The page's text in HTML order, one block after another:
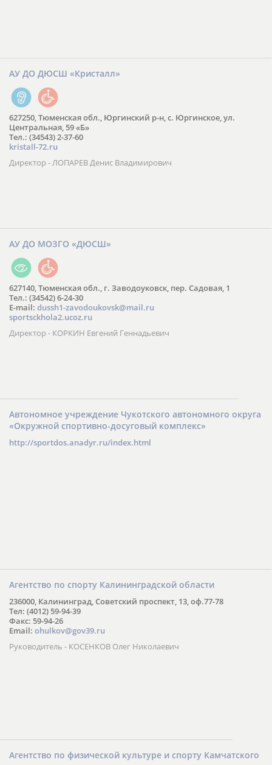
АУ ДО ДЮСШ «Кристалл»
627250, Тюменская обл., Юргинский р-н, с. Юргинское, ул.
Центральная, 59 «Б»
Тел.: (34543) 2-37-60
kristall-72.ru
Директор - ЛОПАРЕВ Денис Владимирович
АУ ДО МОЗГО «ДЮСШ»
627140, Тюменская обл., г. Заводоуковск, пер. Садовая, 1
Тел.: (34542) 6-24-30
​E-mail: dussh1-zavodoukovsk@mail.ru
sportsckhola2.ucoz.ru
Директор - КОРКИН Евгений Геннадьевич
Автономное учреждение Чукотского автономного округа
«Окружной спортивно-досуговый комплекс»
http://sportdos.anadyr.ru/index.html
Агентство по спорту Калининградской области
236000, Калининград, Советский проспект, 13, оф.77-78
Тел: (4012) 59-94-39
Факс: 59-94-26
Email: ohulkov@gov39.ru
Руководитель - КОСЕНКОВ Олег Николаевич
Агентство по физической культуре и спорту Камчатского